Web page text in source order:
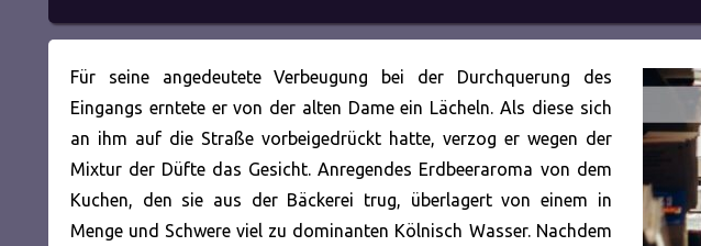
Für seine angedeutete Verbeugung bei der Durchquerung des
Eingangs erntete er von der alten Dame ein Lächeln. Als diese sich
an ihm auf die Straße vorbeigedrückt hatte, verzog er wegen der
Mixtur der Düfte das Gesicht. Anregendes Erdbeeraroma von dem
Kuchen, den sie aus der Bäckerei trug, überlagert von einem in
Menge und Schwere viel zu dominanten Kölnisch Wasser. Nachdem